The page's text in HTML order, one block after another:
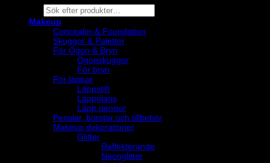
Products
search
Makeup
Concealer & Foundation
Skuggor & Paletter
För Ögon & Bryn
Ögonskuggor
För bryn
För läppar
Läppstift
Läppglans
Läpp pennor
Penslar, borstar och tillbehör
Makeup dekorationer
Glitter
Reflekterande
Neonglitter